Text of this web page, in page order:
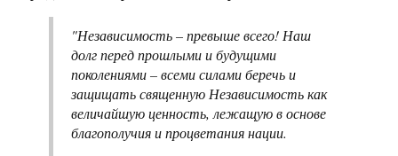
"Независимость – превыше всего! Наш
долг перед прошлыми и будущими
поколениями – всеми силами беречь и
защищать священную Независимость как
величайшую ценность, лежащую в основе
благополучия и процветания нации.